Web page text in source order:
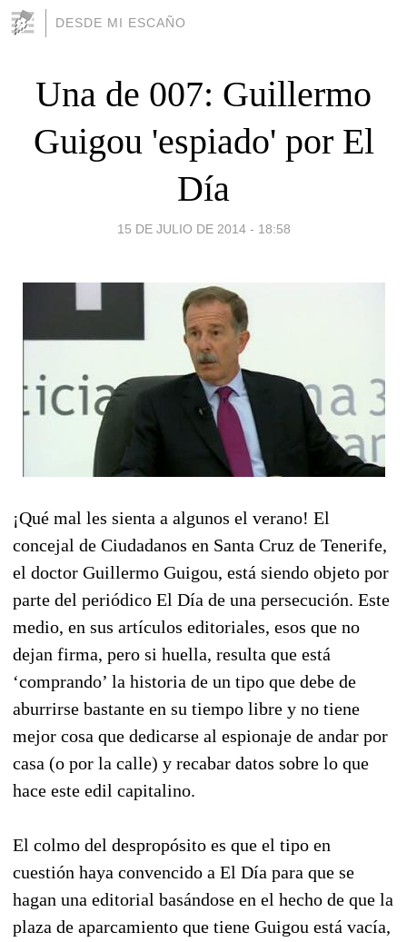
DESDE MI ESCAÑO
Una de 007: Guillermo
Guigou 'espiado' por El
Día
15 DE JULIO DE 2014 - 18:58
¡Qué mal les sienta a algunos el verano! El
concejal de Ciudadanos en Santa Cruz de Tenerife,
el doctor Guillermo Guigou, está siendo objeto por
parte del periódico El Día de una persecución. Este
medio, en sus artículos editoriales, esos que no
dejan firma, pero si huella, resulta que está
‘comprando’ la historia de un tipo que debe de
aburrirse bastante en su tiempo libre y no tiene
mejor cosa que dedicarse al espionaje de andar por
casa (o por la calle) y recabar datos sobre lo que
hace este edil capitalino.
El colmo del despropósito es que el tipo en
cuestión haya convencido a El Día para que se
hagan una editorial basándose en el hecho de que la
plaza de aparcamiento que tiene Guigou está vacía,